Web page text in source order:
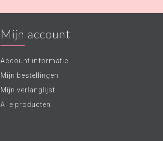
Mijn account
Account informatie
Mijn bestellingen
Mijn verlanglijst
Alle producten